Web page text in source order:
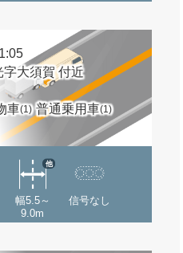
字大須賀 付近
車(1) 普通乗用車(1)
幅5.5～
9.0m
他
信号なし